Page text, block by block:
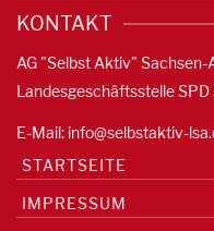
KONTAKT
AG "Selbst Aktiv" Sachsen-
Landesgeschäftsstelle
E-Mail: info@selbstaktiv-
STARTSEITE
IMPRESSUM